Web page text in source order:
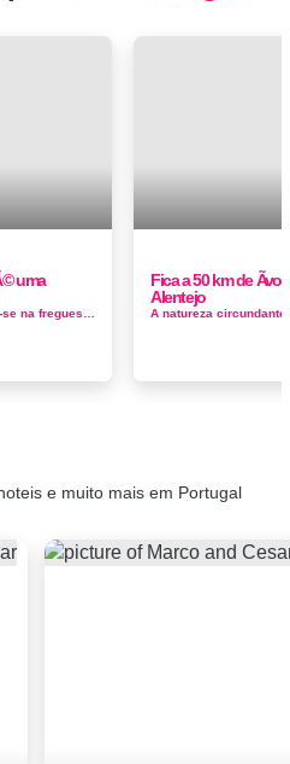
uma
A península do Monte Brasil localiza-se na freguesia da Sé, na cidade e concelho de Angra do Heroísmo, na cos...
Fica a 50 km de
Alentejo
e muito mais em Portugal